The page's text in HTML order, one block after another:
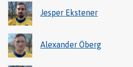
Jesper Ekstener
Alexander Öberg